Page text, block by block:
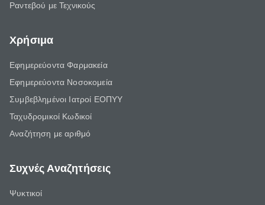
Ραντεβού με Τεχνικούς
Χρήσιμα
Εφημερεύοντα Φαρμακεία
Εφημερεύοντα Νοσοκομεία
Συμβεβλημένοι Ιατροί ΕΟΠΥΥ
Ταχυδρομικοί Κωδικοί
Αναζήτηση με αριθμό
Συχνές Αναζητήσεις
Ψυκτικοί